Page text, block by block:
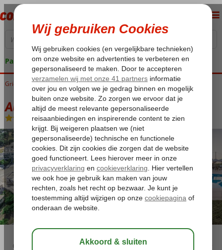
Pakketgarantie
Home
Griekenland Kos Kos-Stad Psalidi Alex 2 Appartementen
Alex 2 Appartementen
Logies-Appartement
03:45 aug 32°C